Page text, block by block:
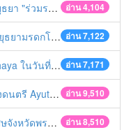
อ่าน 4,104
ศกาลสงกรานต์ ปี 2561
อ่าน 7,122
ามรดกโลก
อ่าน 7,171
ธันวาคม 2560
อ่าน 9,510
of the bands
อ่าน 8,510
รีอยุธยา 2560